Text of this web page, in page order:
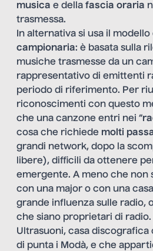
musica e della fascia oraria
trasmessa.
In alternativa si usa il modello
campionaria: è basata sulla
musiche trasmesse da un
rappresentativo di emittenti
periodo di riferimento. Per
riconoscimenti con questo
che una canzone entri nei “
cosa che richiede molti
grandi network, dopo la
libere), difficili da ottenere
emergente. A meno che non
con una major o con una
grande influenza sulle radio,
che siano proprietari di radio.
Ultrasuoni, casa discografica
di punta i Modà, e che